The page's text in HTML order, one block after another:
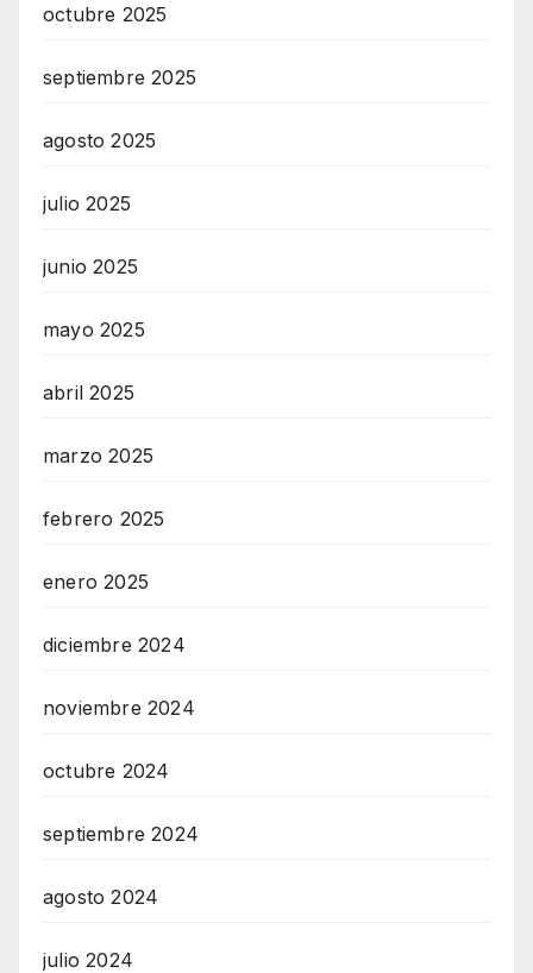
octubre 2025
septiembre 2025
agosto 2025
julio 2025
junio 2025
mayo 2025
abril 2025
marzo 2025
febrero 2025
enero 2025
diciembre 2024
noviembre 2024
octubre 2024
septiembre 2024
agosto 2024
julio 2024